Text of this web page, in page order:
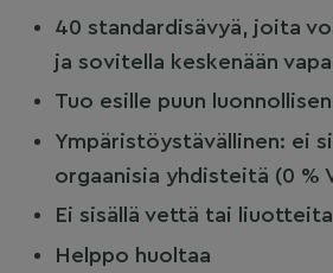
40 standardisävyä, joita
ja sovitella keskenään
Tuo esille puun
Ympäristöystävällinen: ei
orgaanisia yhdisteitä (0 %
Ei sisällä vettä tai liuotteita
Helppo huoltaa